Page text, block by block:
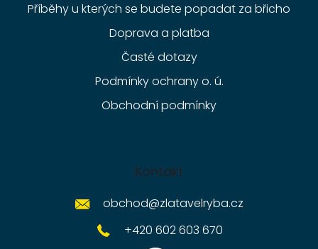
Příběhy u kterých se budete popadat za břicho
Doprava a platba
Časté dotazy
Podmínky ochrany o. ú.
Obchodní podmínky
Kontakt
obchod@zlatavelryba.cz
+420 602 603 670